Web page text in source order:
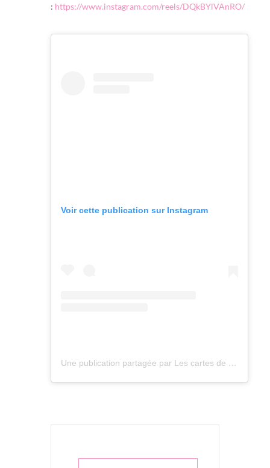
: https://www.instagram.com/reels/DQkBYlVAnRO/
Voir cette publication sur Instagram
Une publication partagée par Les cartes de Gabin (@lescartesdegabin)